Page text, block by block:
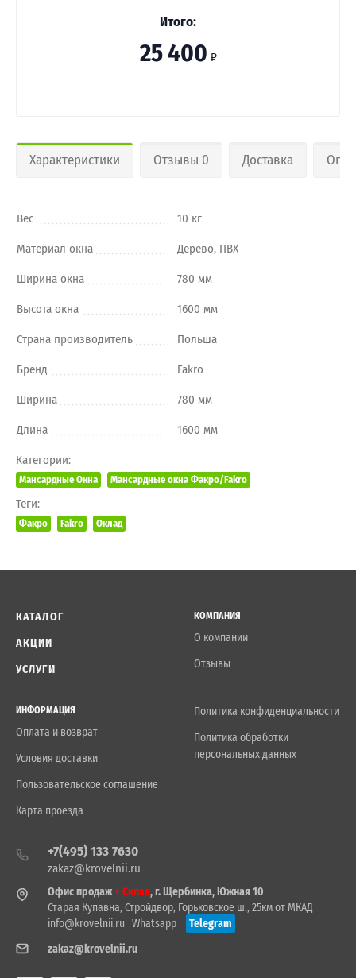
Итого:
25 400 ₽
Характеристики Отзывы 0 Доставка
Вес 10 кг
Материал окна Дерево, ПВХ
Ширина окна 780 мм
Высота окна 1600 мм
Страна производитель Польша
Бренд Fakro
Ширина 780 мм
Длина 1600 мм
Категории:
Мансардные Окна Мансардные окна Факро/Fakro
Теги:
Факро Fakro Оклад
КАТАЛОГ
АКЦИИ
УСЛУГИ
КОМПАНИЯ
О компании
Отзывы
ИНФОРМАЦИЯ
Оплата и возврат
Условия доставки
Пользовательское соглашение
Карта проезда
Политика конфиденциальности
Политика обработки
персональных данных
+7(495) 133 7630
zakaz@krovelnii.ru
Офис продаж+ Склад, г. Щербинка, Южная 10
Старая Купавна, Стройдвор, Горьковское ш., 25км от МКАД
info@krovelnii.ru Whatsapp
Telegram
zakaz@krovelnii.ru